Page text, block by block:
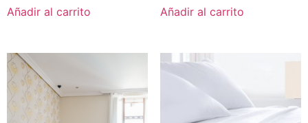
Añadir al carrito Añadir al carrito